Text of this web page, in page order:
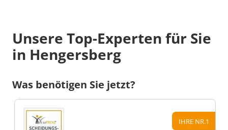
Unsere Top-Experten für Sie
in Hengersberg
Was benötigen Sie jetzt?
IHRE NR.1